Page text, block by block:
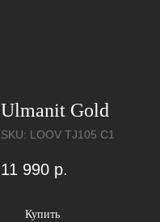
Ulmanit Gold
SKU: LOOV TJ105 C1
11 990 р.
Купить